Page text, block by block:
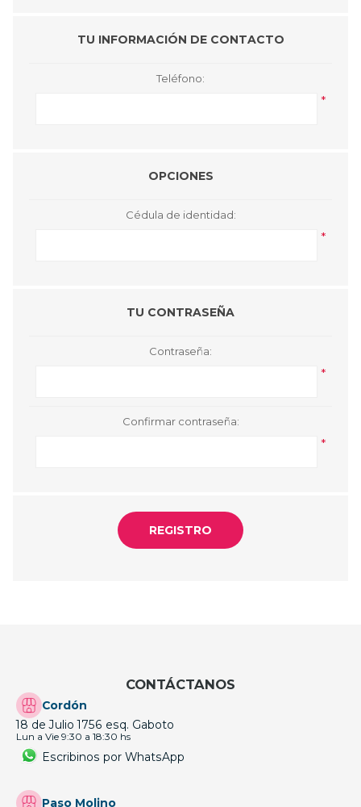
TU INFORMACIÓN DE CONTACTO
Teléfono:
*
OPCIONES
Cédula de identidad:
*
TU CONTRASEÑA
Contraseña:
*
Confirmar contraseña:
*
CONTÁCTANOS
Cordón
18 de Julio 1756 esq. Gaboto
Lun a Vie 9:30 a 18:30 hs
Escribinos por WhatsApp
Paso Molino